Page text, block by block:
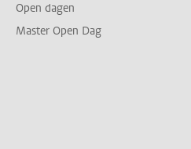
Open dagen
Master Open Dag